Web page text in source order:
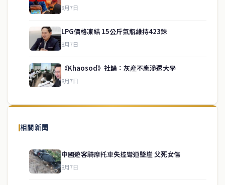
8月7日
LPG價格凍結 15公斤氣瓶維持423銖
8月7日
《Khaosod》社論：灰產不應滲透大學
8月7日
相關新聞
中國遊客騎摩托車失控彎道墜崖 父死女傷
8月7日
關於我們
泰國中文新聞（TCN）是一家總部設於曼谷的中文新聞媒體，致力於
供即時、客觀、多元的中文新聞內容。
service@thaichinesenews.com